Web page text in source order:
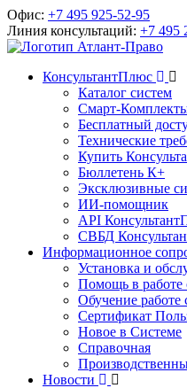
Офис: +7 495 925-52-95
Линия консультаций: +7 495
КонсультантПлюс
Каталог систем
Смарт-
Бесплатный
Технические
Купить
Бюллетень К+
Эксклюзивные
ИИ-помощник
API
СВБД
Информационное
Установка и
Помощь в работе
Обучение работе
Сертификат
Новое в Системе
Справочная
Новости